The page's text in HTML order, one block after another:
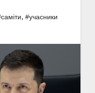
, #учасники